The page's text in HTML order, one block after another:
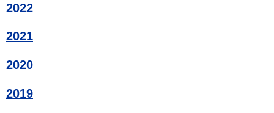
2022
2021
2020
2019